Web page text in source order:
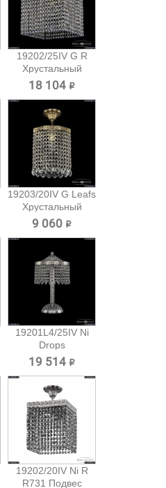
19202/25IV G R
Хрустальный
подвес...
18 104 ₽
19203/20IV G Leafs
Хрустальный
подвес...
9 060 ₽
19201L4/25IV Ni
Drops
Настольная...
19 514 ₽
19202/20IV Ni R
R731 Подвес